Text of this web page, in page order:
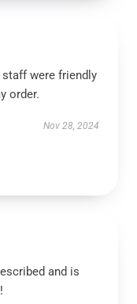
were friendly
order.
Nov 28, 2024
and is